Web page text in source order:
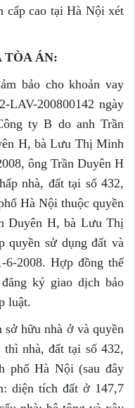
cấp cao tại Hà Nội xét
TÒA ÁN:
bảo cho khoản vay
LAV-200800142 ngày
ty B do anh Trần
H, bà Lưu Thị Minh
ông Trần Duyên H
nhà, đất tại số 432,
Hà Nội thuộc quyền
Duyên H, bà Lưu Thị
quyền sử dụng đất và
2008. Hợp đồng thế
ký giao dịch bảo
luật.
hữu nhà ở và quyền
nhà, đất tại số 432,
phố Hà Nội (sau đây
diện tích đất ở 147,7